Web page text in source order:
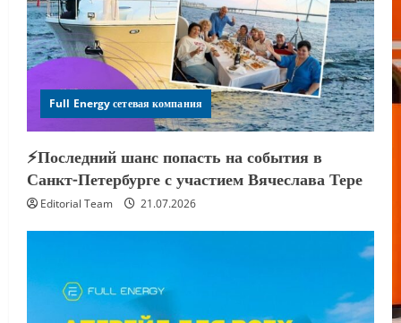
Full Energy сетевая компания
⚡️Последний шанс попасть на события в
Санкт-Петербурге с участием Вячеслава Тере
Editorial Team 21.07.2026